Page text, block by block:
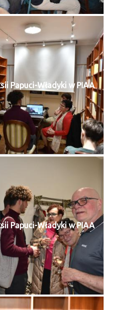
Papuci-Władyki w PIAA
Papuci-Władyki w PIAA